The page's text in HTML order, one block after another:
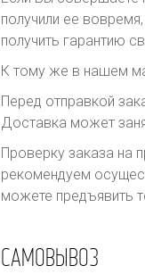
получили ее
получить гарантию
К тому же в нашем
Перед отправкой
Доставка может
Проверку заказа на
рекомендуем
можете предъявить
САМОВЫВОЗ